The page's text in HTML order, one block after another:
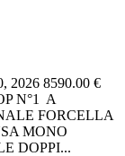
2026 8590.00 €
N°1 A
FORCELLA
MONO
DOPPI...